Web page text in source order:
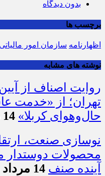
بدون دیدگاه
برچسب ها
اظهارنامه سازمان امور
نوشته های مشابه
روایت اصناف از
تهران؛ از «خدمت
حال‌وهوای کربلا» 14 مرداد 1405 - 13:12
نوسازی صنعت،
محصولات
آینده صنف 14 مرداد 1405 - 10:45